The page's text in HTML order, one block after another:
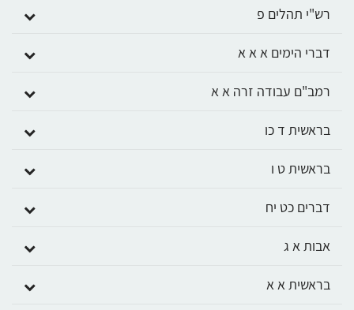
רש"י תהלים פ
דברי הימים א א א
רמב"ם עבודה זרה א א
בראשית ד כו
בראשית ט ו
דברים כט יח
אבות א ג
בראשית א א